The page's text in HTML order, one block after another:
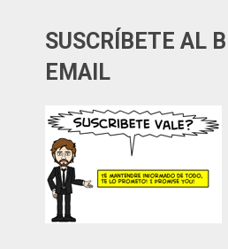
SUSCRÍBETE AL
EMAIL